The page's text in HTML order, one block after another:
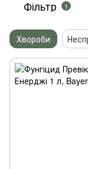
Фільтр 1
Хвороби